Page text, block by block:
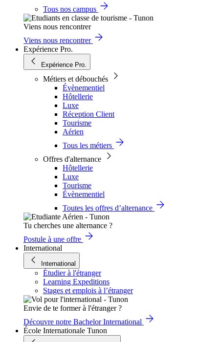
Tous nos campus
Viens nous rencontrer
Viens nous rencontrer
Expérience Pro.
Expérience Pro.
Métiers et débouchés
Évènementiel
Hôtellerie
Luxe
Réception Client
Tourisme
Aérien
Tous les métiers
Offres d'alternance
Hôtellerie
Luxe
Tourisme
Évènementiel
Toutes les offres d’alternance
Tu cherches une alternance ?
Postule à une offre
International
International
Étudier à l'étranger
Learning Expeditions
Stages et emplois à l’étranger
Envie de te former à l'étranger ?
Découvre notre Bachelor International
École Internationale Tunon